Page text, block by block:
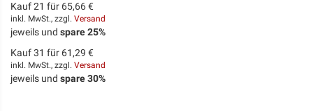
Kauf 21 für 65,66 €
inkl. MwSt., zzgl. Versand
jeweils und spare25%
Kauf 31 für 61,29 €
inkl. MwSt., zzgl. Versand
jeweils und spare30%